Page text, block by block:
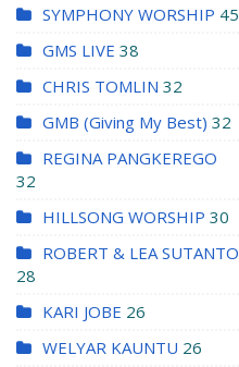
SYMPHONY WORSHIP 45
GMS LIVE 38
CHRIS TOMLIN 32
GMB (Giving My Best) 32
REGINA PANGKEREGO
32
HILLSONG WORSHIP 30
ROBERT & LEA SUTANTO
28
KARI JOBE 26
WELYAR KAUNTU 26